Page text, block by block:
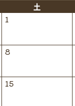
土
1
8
15